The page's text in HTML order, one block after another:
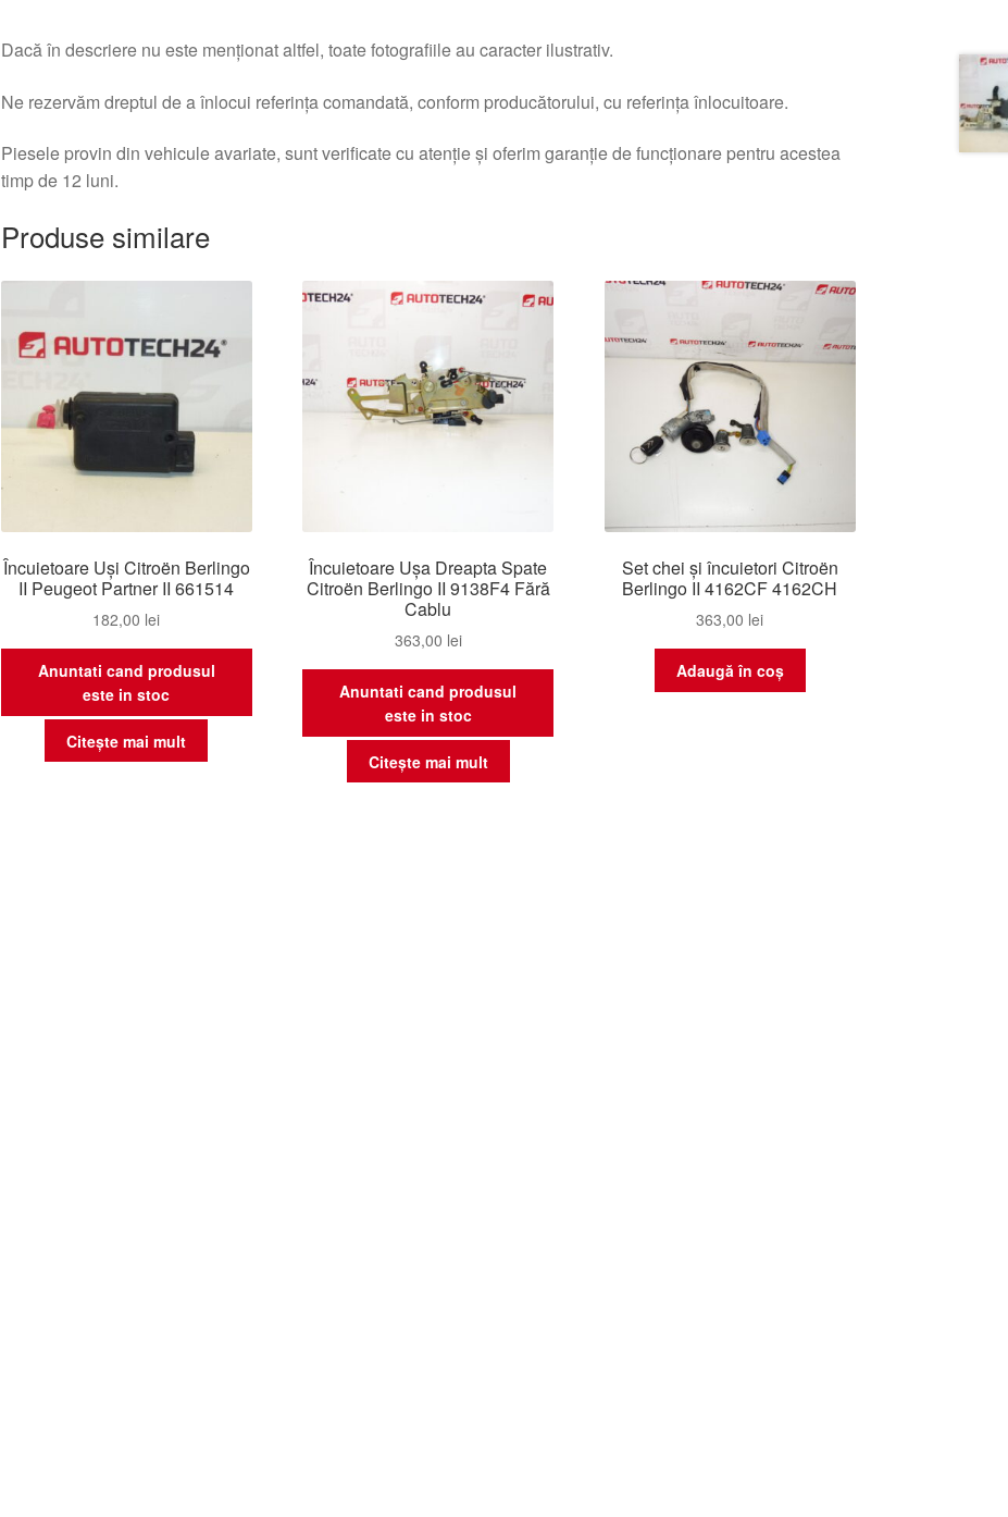
Dacă în descriere nu este menționat altfel, toate fotografiile au caracter ilustrativ.
Ne rezervăm dreptul de a înlocui referința comandată, conform producătorului, cu referința înlocuitoare.
Piesele provin din vehicule avariate, sunt verificate cu atenție și oferim garanție de funcționare pentru acestea
timp de 12 luni.
Produse similare
Încuietoare Uşi Citroën Berlingo
II Peugeot Partner II 661514
182,00 lei
Anuntati cand produsul
este in stoc
Citește mai mult
Încuietoare Ușa Dreapta Spate
Citroën Berlingo II 9138F4 Fără
Cablu
363,00 lei
Anuntati cand produsul
este in stoc
Citește mai mult
Set chei și încuietori Citroën
Berlingo II 4162CF 4162CH
363,00 lei
Adaugă în coș